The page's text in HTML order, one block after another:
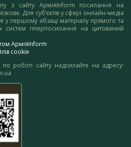
з сайту АрміяInform посилання на
Для суб’єктів у сфері онлайн-медіа
у першому абзаці матеріалу прямого та
систем гіперпосилання на цитований
АрміяInform
cookie
по роботі сайту надсилайте на адресу: